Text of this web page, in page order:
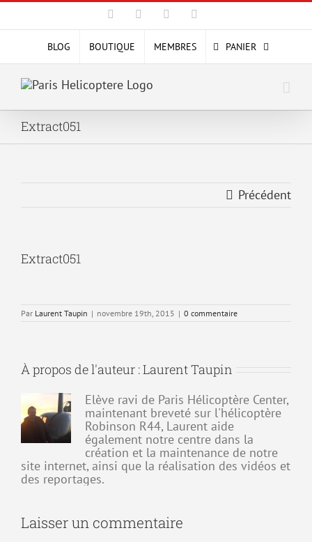
Passer
contenu
Facebook YouTube
BLOG BOUTIQUE MEMBRES PANIER
Extract051
Précédent
Extract051
Par Laurent Taupin | novembre 19th, 2015 | 0 commentaire
À propos de l'auteur :Laurent Taupin
Elève ravi de Paris Hélicoptère Center,
maintenant breveté sur l'hélicoptère
Robinson R44, Laurent aide
également notre centre dans la
création et la maintenance de notre
site internet, ainsi que la réalisation des vidéos et
des reportages.
Laisser un commentaire